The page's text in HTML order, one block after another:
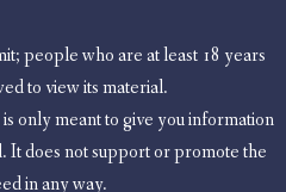
people who are at least 18 years
to view its material.
only meant to give you information
It does not support or promote the
in any way.